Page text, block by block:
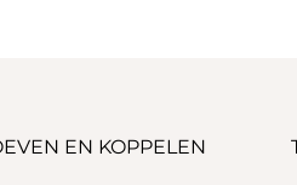
EN KOPPELEN